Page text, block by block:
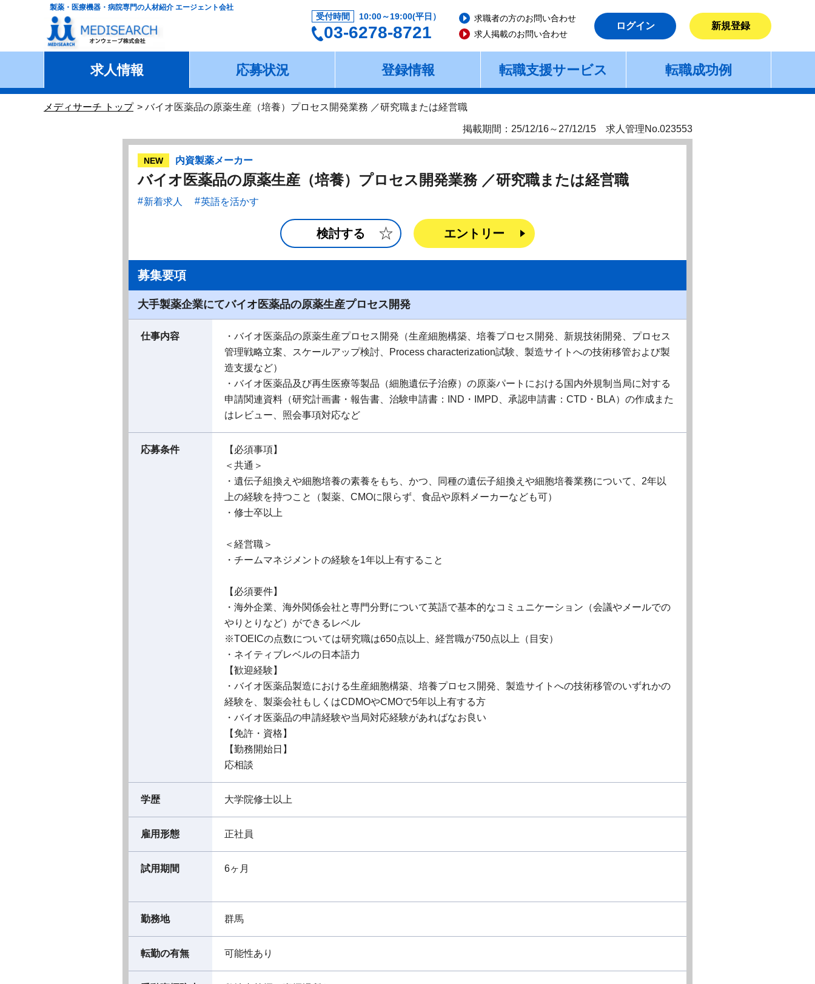
製薬・医療機器・病院専門の人材紹介 エージェント会社
受付時間 10:00～19:00(平日）
03-6278-8721
求職者の方のお問い合わせ
求人掲載のお問い合わせ
ログイン 新規登録
求人情報 応募状況 登録情報 転職支援サービス 転職成功例
メディサーチ トップ バイオ医薬品の原薬生産（培養）プロセス開発業務 ／研究職または経営職
掲載期間：25/12/16～27/12/15 求人管理No.023553
NEW 内資製薬メーカー
バイオ医薬品の原薬生産（培養）プロセス開発業務 ／研究職または経営職
新着求人 英語を活かす
検討する エントリー
募集要項
大手製薬企業にてバイオ医薬品の原薬生産プロセス開発
仕事内容
・バイオ医薬品の原薬生産プロセス開発（生産細胞構築、培養プロセス開発、新規技術開発、プロセス
管理戦略立案、スケールアップ検討、Process characterization試験、製造サイトへの技術移管および製
造支援など）
・バイオ医薬品及び再生医療等製品（細胞遺伝子治療）の原薬パートにおける国内外規制当局に対する
申請関連資料（研究計画書・報告書、治験申請書：IND・IMPD、承認申請書：CTD・BLA）の作成また
はレビュー、照会事項対応など
応募条件
【必須事項】
＜共通＞
・遺伝子組換えや細胞培養の素養をもち、かつ、同種の遺伝子組換えや細胞培養業務について、2年以
上の経験を持つこと（製薬、CMOに限らず、食品や原料メーカーなども可）
・修士卒以上
＜経営職＞
・チームマネジメントの経験を1年以上有すること
【必須要件】
・海外企業、海外関係会社と専門分野について英語で基本的なコミュニケーション（会議やメールでの
やりとりなど）ができるレベル
※TOEICの点数については研究職は650点以上、経営職が750点以上（目安）
・ネイティブレベルの日本語力
【歓迎経験】
・バイオ医薬品製造における生産細胞構築、培養プロセス開発、製造サイトへの技術移管のいずれかの
経験を、製薬会社もしくはCDMOやCMOで5年以上有する方
・バイオ医薬品の申請経験や当局対応経験があればなお良い
【免許・資格】
【勤務開始日】
応相談
学歴 大学院修士以上
雇用形態 正社員
試用期間 6ヶ月
勤務地 群馬
転勤の有無 可能性あり